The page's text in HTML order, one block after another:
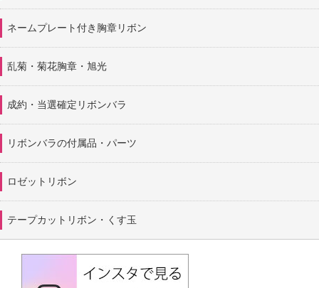
ネームプレート付き胸章リボン
乱菊・菊花胸章・旭光
成約・当選確定リボンバラ
リボンバラの付属品・パーツ
ロゼットリボン
テープカットリボン・くす玉